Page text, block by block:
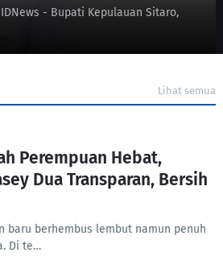
- Bupati Kepulauan Sitaro,
Lihat semua
Perempuan Hebat,
Dua Transparan, Bersih
baru berhembus lembut namun penuh
Di te…